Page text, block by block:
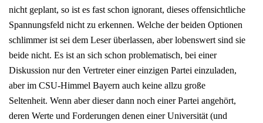
nicht geplant, so ist es fast schon ignorant, dieses offensichtliche
Spannungsfeld nicht zu erkennen. Welche der beiden Optionen
schlimmer ist sei dem Leser überlassen, aber lobenswert sind sie
beide nicht. Es ist an sich schon problematisch, bei einer
Diskussion nur den Vertreter einer einzigen Partei einzuladen,
aber im CSU-Himmel Bayern auch keine allzu große
Seltenheit. Wenn aber dieser dann noch einer Partei angehört,
deren Werte und Forderungen denen einer Universität (und